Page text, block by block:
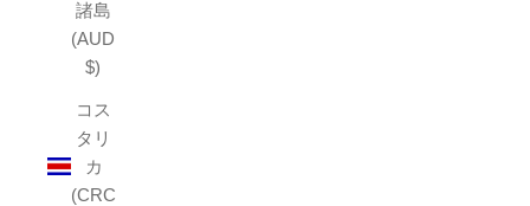
諸島
(AUD
$)
コス
タリ
カ
(CRC